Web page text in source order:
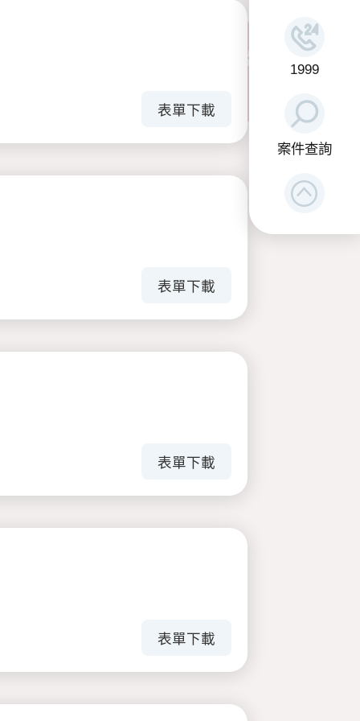
1999
案件查詢
表單下載
表單下載
表單下載
表單下載